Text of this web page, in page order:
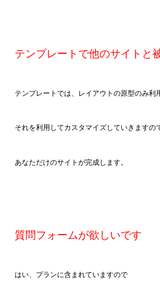
テンプレートで他のサイトと
テンプレートでは、レイアウトの原型のみ利
それを利用してカスタマイズしていきますの
あなただけのサイトが完成します。
質問フォームが欲しいです
はい、プランに含まれていますので